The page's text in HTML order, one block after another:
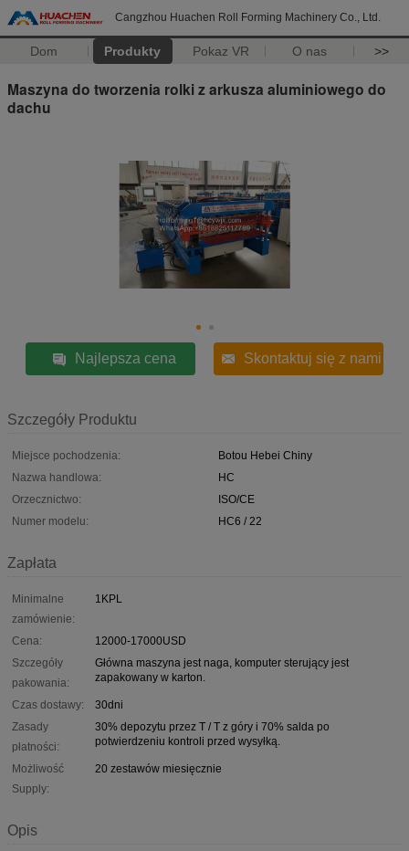
Cangzhou Huachen Roll Forming Machinery Co., Ltd.
Dom Produkty Pokaz VR O nas >>
Maszyna do tworzenia rolki z arkusza aluminiowego do
dachu
Najlepsza cena Skontaktuj się z nami
Szczegóły Produktu
Miejsce pochodzenia:
Botou Hebei Chiny
Nazwa handlowa:
HC
Orzecznictwo:
ISO/CE
Numer modelu:
HC6 / 22
Zapłata
Minimalne
zamówienie:
1KPL
Cena:
12000-17000USD
Szczegóły
pakowania:
Główna maszyna jest naga, komputer sterujący jest
zapakowany w karton.
Czas dostawy:
30dni
Zasady
płatności:
30% depozytu przez T / T z góry i 70% salda po
potwierdzeniu kontroli przed wysyłką.
Możliwość
Supply:
20 zestawów miesięcznie
Opis